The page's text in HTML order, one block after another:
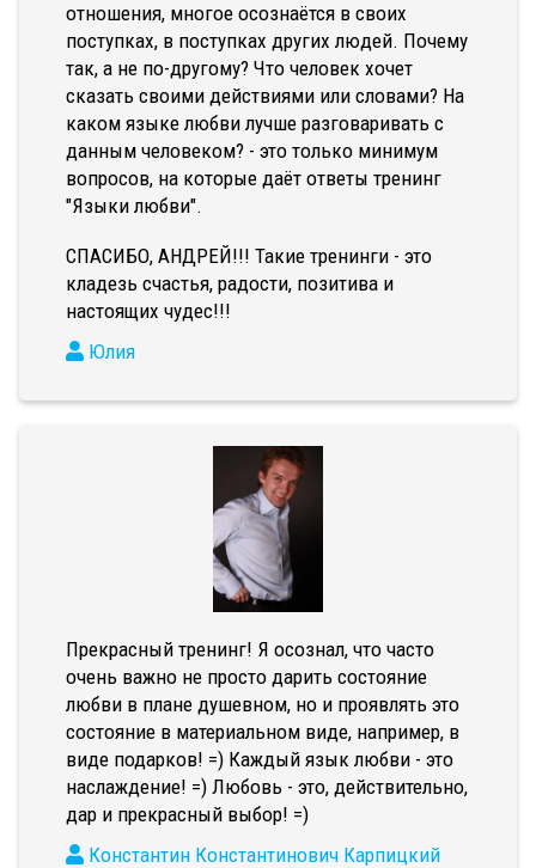
отношения, многое осознаётся в своих
поступках, в поступках других людей. Почему
так, а не по-другому? Что человек хочет
сказать своими действиями или словами? На
каком языке любви лучше разговаривать с
данным человеком? - это только минимум
вопросов, на которые даёт ответы тренинг
"Языки любви".
СПАСИБО, АНДРЕЙ!!! Такие тренинги - это
кладезь счастья, радости, позитива и
настоящих чудес!!!
Юлия
Прекрасный тренинг! Я осознал, что часто
очень важно не просто дарить состояние
любви в плане душевном, но и проявлять это
состояние в материальном виде, например, в
виде подарков! =) Каждый язык любви - это
наслаждение! =) Любовь - это, действительно,
дар и прекрасный выбор! =)
Константин Константинович Карпицкий